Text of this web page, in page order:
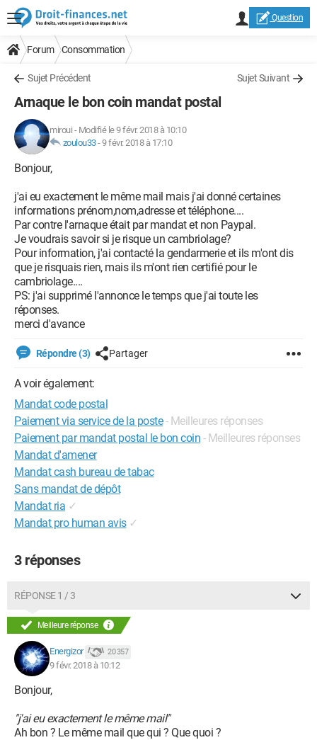
Question
Forum Consommation
Sujet Précédent Sujet Suivant
Arnaque le bon coin mandat postal
miroui - Modifié le 9 févr. 2018 à 10:10
zoulou33-9 févr. 2018 à 17:10
Bonjour,
j'ai eu exactement le même mail mais j'ai donné certaines
informations prénom,nom,adresse et téléphone....
Par contre l'arnaque était par mandat et non Paypal.
Je voudrais savoir si je risque un cambriolage?
Pour information, j'ai contacté la gendarmerie et ils m'ont dis
que je risquais rien, mais ils m'ont rien certifié pour le
cambriolage....
PS: j'ai supprimé l'annonce le temps que j'ai toute les
réponses.
merci d'avance
Répondre (3) Partager
A voir également:
Mandat code postal
Paiement via service de la poste - Meilleures réponses
Paiement par mandat postal le bon coin - Meilleures réponses
Mandat d'amener
Mandat cash bureau de tabac
Sans mandat de dépôt
Mandat ria ✓
Mandat pro human avis ✓
3 réponses
RÉPONSE 1 / 3
Meilleure réponse
Energizor 20 357
9 févr. 2018 à 10:12
Bonjour,
"j'ai eu exactement le même mail"
Ah bon ? Le même mail que qui ? Que quoi ?